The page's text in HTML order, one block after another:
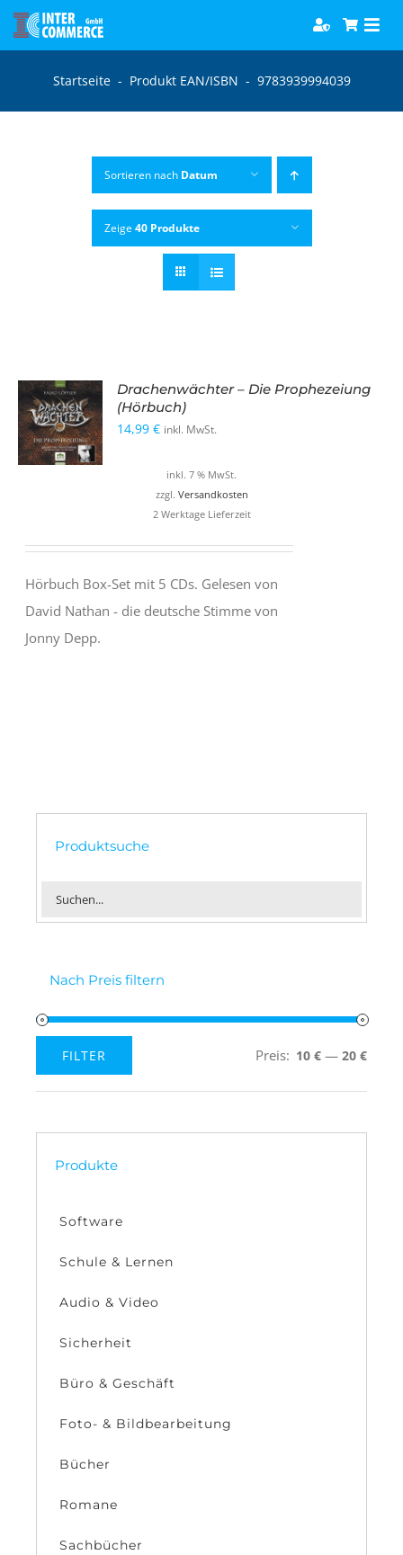
Zum
Inhalt
Software
Hörbücher
Startseite- Produkt EAN/ISBN - 9783939994039
Sortieren nach Datum
Zeige 40 Produkte
IN DEN
WARENKORB
Drachenwächter – Die Prophezeiung
(Hörbuch)
14,99€ inkl. MwSt.
inkl. 7 % MwSt.
zzgl. Versandkosten
2 Werktage Lieferzeit
Hörbuch Box-Set mit 5 CDs. Gelesen von
David Nathan - die deutsche Stimme von
Jonny Depp.
Produktsuche
Nach Preis filtern
Preis
Preis
FILTER Preis: 10 € — 20 €
Produkte
Software
Schule & Lernen
Audio & Video
Sicherheit
Büro & Geschäft
Foto- & Bildbearbeitung
Bücher
Romane
Sachbücher